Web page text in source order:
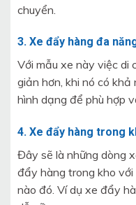
chuyển.
3. Xe đẩy hàng đa
Với mẫu xe này việc di
giản hơn, khi nó có
hình dạng để phù hợp
4. Xe đẩy hàng trong
Đây sẽ là những dòng
đẩy hàng trong kho
nào đó. Ví dụ xe đẩy